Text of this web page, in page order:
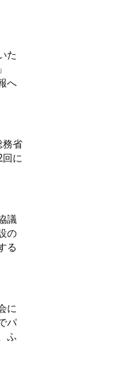
た
へ
務省
に
議
の
る
に
パ
ふ